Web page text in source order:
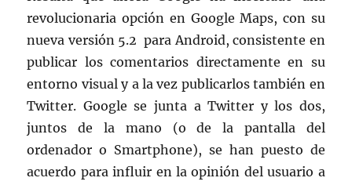
revolucionaria opción en Google Maps, con su
nueva versión 5.2 para Android, consistente en
publicar los comentarios directamente en su
entorno visual y a la vez publicarlos también en
Twitter. Google se junta a Twitter y los dos,
juntos de la mano (o de la pantalla del
ordenador o Smartphone), se han puesto de
acuerdo para influir en la opinión del usuario a